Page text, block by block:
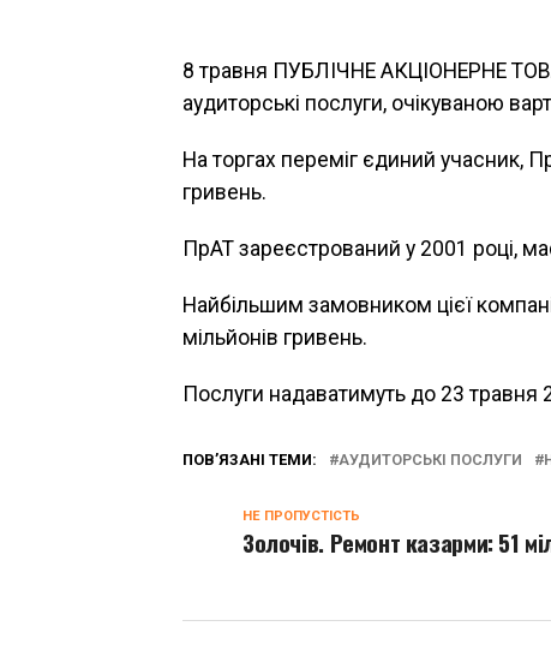
8 травня ПУБЛІЧНЕ АКЦІОНЕРНЕ
аудиторські послуги, очікуваною
На торгах переміг єдиний учасник,
гривень.
ПрАТ зареєстрований у 2001 році,
Найбільшим замовником цієї
мільйонів гривень.
Послуги надаватимуть до 23 травня
ПОВ’ЯЗАНІ ТЕМИ: АУДИТОРСЬКІ ПОСЛУГИ
НЕ ПРОПУСТІСТЬ
Золочів. Ремонт казарми: 51